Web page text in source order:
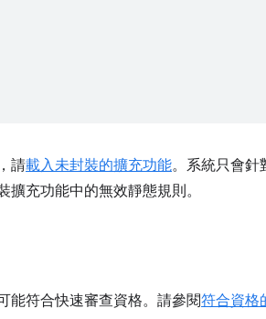
請載入未封裝的擴充功能。系統只會針
擴充功能中的無效靜態規則。
能符合快速審查資格。請參閱符合資格